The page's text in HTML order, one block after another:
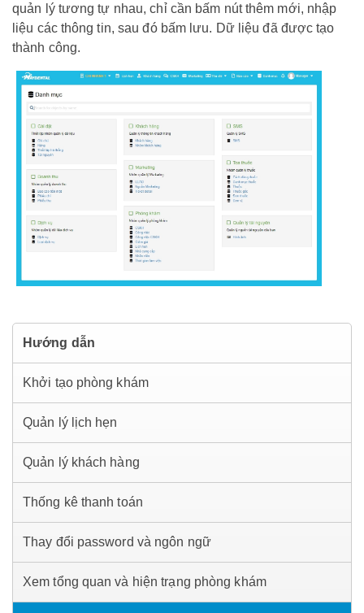
quản lý tương tự nhau, chỉ cần bấm nút thêm mới, nhập
liệu các thông tin, sau đó bấm lưu. Dữ liệu đã được tạo
thành công.
Hướng dẫn
Khởi tạo phòng khám
Quản lý lịch hẹn
Quản lý khách hàng
Thống kê thanh toán
Thay đổi password và ngôn ngữ
Xem tổng quan và hiện trạng phòng khám